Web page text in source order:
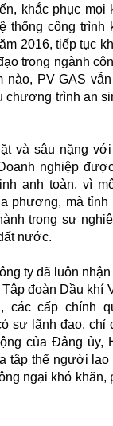
khắc phục mọi
thống công trình
2016, tiếp tục
trong ngành
PV GAS
chương trình an
và sâu nặng
nghiệp
anh toàn, vì
phương, mà tỉnh
trong sự
nước.
ty đã luôn
đoàn Dầu khí
cấp chính
sự lãnh đạo, chỉ
của Đảng ủy,
tập thể người lao
ngại khó khăn,